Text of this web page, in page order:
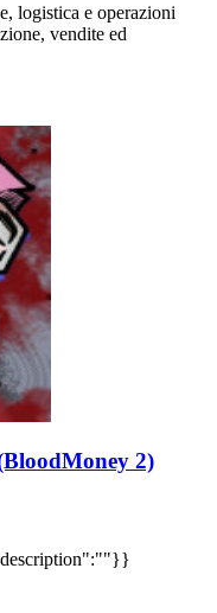
logistica e operazioni
vendite ed
2)